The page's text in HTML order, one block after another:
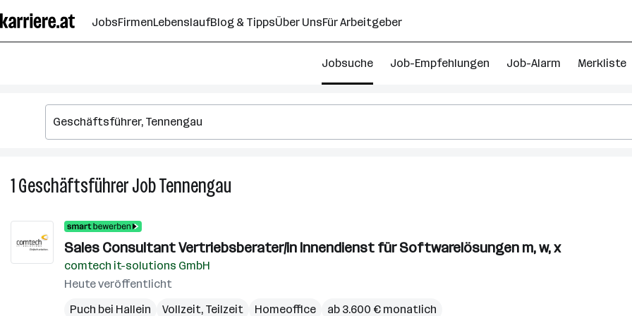
Seiteninhalt
springen
JobsFirmenLebenslaufBlog & TippsÜber UnsFür Arbeitgeber
Jobsuche Job-Empfehlungen Job-Alarm Merkliste
1GeschäftsführerJobTennengau
Tennengau
Sales Consultant Vertriebsberater/in Innendienst für Softwarelösungen m, w, x
comtech it-solutions GmbH
Heute veröffentlicht
Puch bei Hallein
Vollzeit, Teilzeit Homeoffice ab 3.600 € monatlich